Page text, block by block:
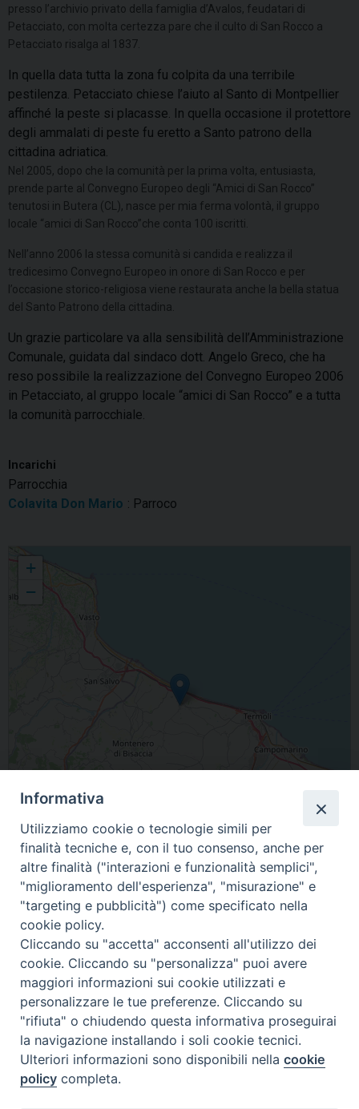
presso l’archivio privato della famiglia d’Avalos, feudatari di
Petacciato, con molta certezza pare che il culto di San Rocco a
Petacciato risalga al 1837.
In quella data tutta la zona fu colpita da una terribile
pestilenza. Petacciato chiese l’aiuto al Santo di Montpellier
affinché la peste si placasse. In quella occasione il protettore
degli ammalati di peste fu eretto a Santo patrono della
cittadina adriatica.
Nel 2005, dopo che la comunità per la prima volta, entusiasta,
prende parte al Convegno Europeo degli “Amici di San Rocco”
tenutosi in Butera (CL), nasce per mia ferma volontà, il gruppo
locale “amici di San Rocco”che conta 100 iscritti.
Nell’anno 2006 la stessa comunità si candida e realizza il
tredicesimo Convegno Europeo in onore di San Rocco e per
l’occasione storico-religiosa viene restaurata anche la bella statua
del Santo Patrono della cittadina.
Un grazie particolare va alla sensibilità dell’Amministrazione
Comunale, guidata dal sindaco dott. Angelo Greco, che ha
reso possibile la realizzazione del Convegno Europeo 2006
in Petacciato, al gruppo locale “amici di San Rocco” e a tutta
la comunità parrocchiale.
Incarichi
Parrocchia
Colavita Don Mario : Parroco
+
−
| Map data © OpenStreetMap contributors
86038 Petacciato Molise Italia
F
a
c
e
P
i
n
e
L
n
k
X
T
h
r
e
W
h
a
t
s
T
l
e
i
Informativa
Utilizziamo cookie o tecnologie simili per
finalità tecniche e, con il tuo consenso, anche per
altre finalità ("interazioni e funzionalità semplici",
"miglioramento dell'esperienza", "misurazione" e
"targeting e pubblicità") come specificato nella
cookie policy.
Cliccando su "accetta" acconsenti all'utilizzo dei
cookie. Cliccando su "personalizza" puoi avere
maggiori informazioni sui cookie utilizzati e
personalizzare le tue preferenze. Cliccando su
"rifiuta" o chiudendo questa informativa proseguirai
la navigazione installando i soli cookie tecnici.
Ulteriori informazioni sono disponibili nellacookie
policy completa.